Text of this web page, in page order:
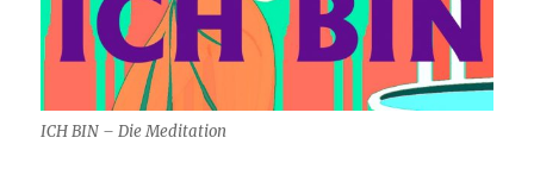
ICH BIN – Die Meditation